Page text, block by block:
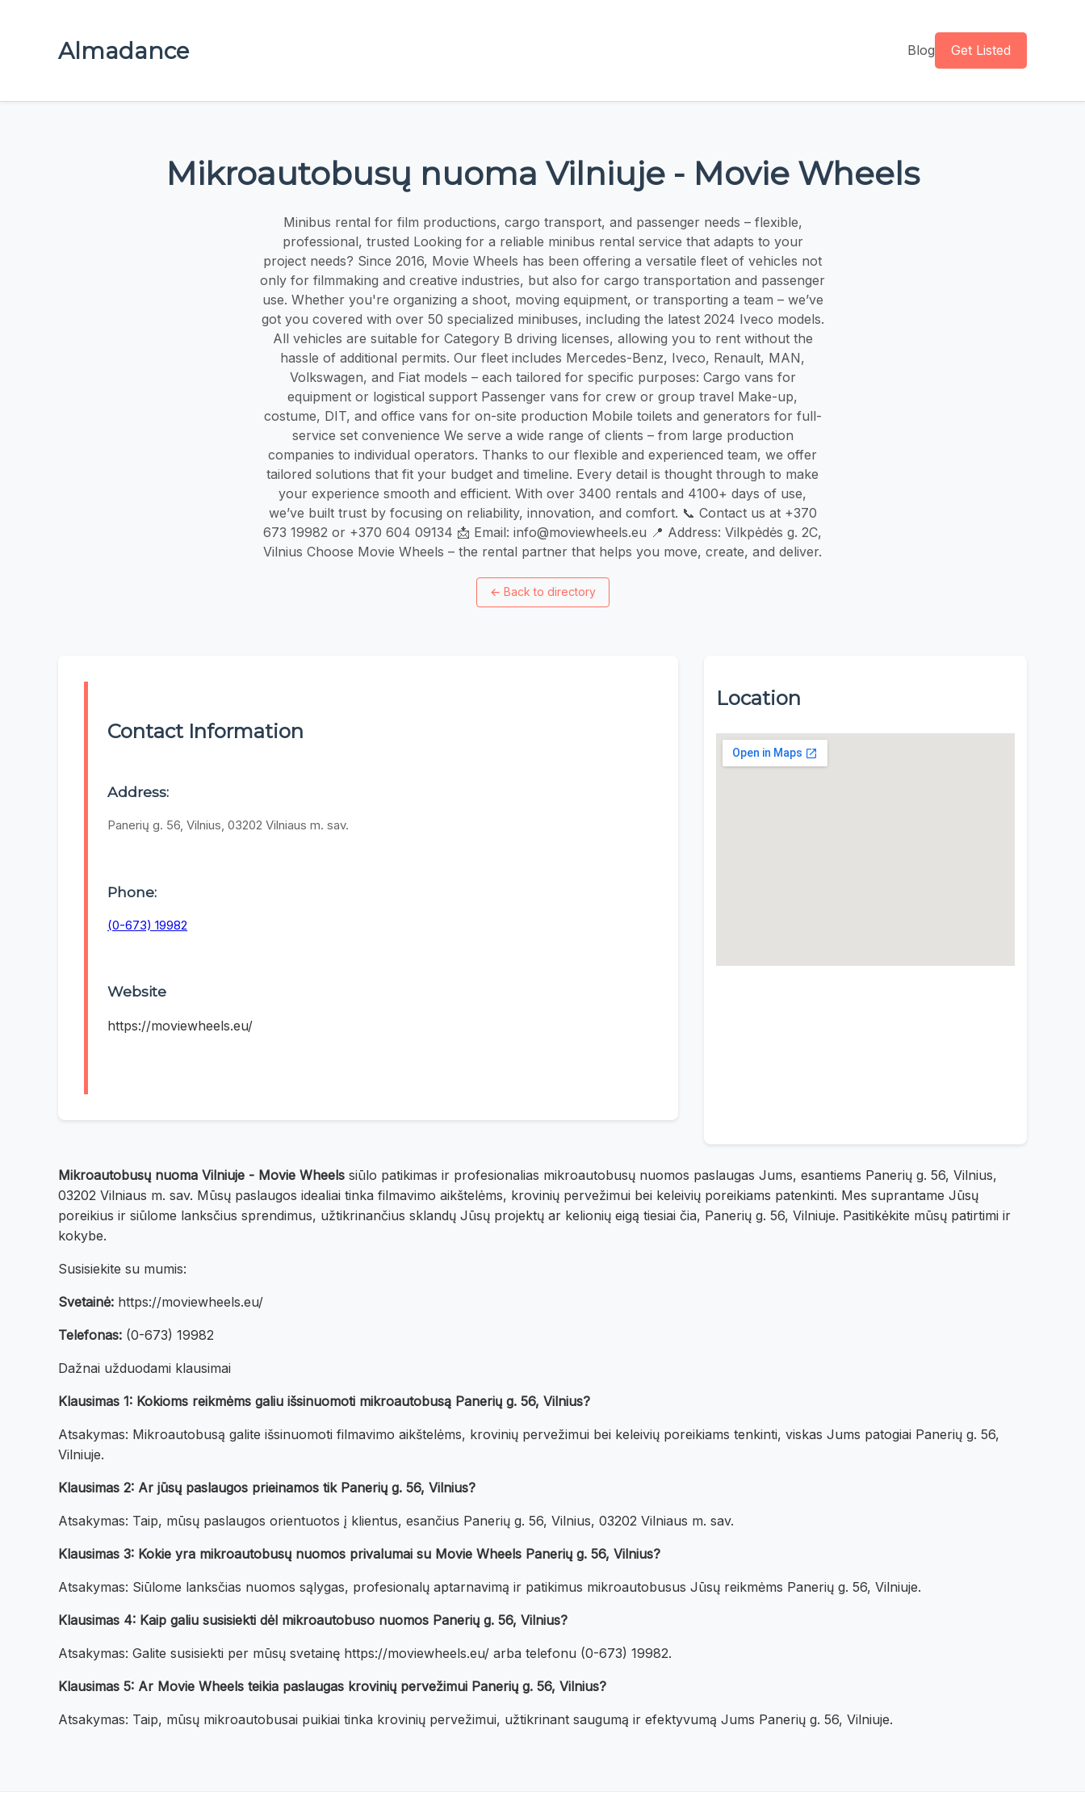
Almadance Blog Get Listed
Mikroautobusų nuoma Vilniuje - Movie Wheels
Minibus rental for film productions, cargo transport, and passenger needs – flexible,
professional, trusted Looking for a reliable minibus rental service that adapts to your
project needs? Since 2016, Movie Wheels has been offering a versatile fleet of vehicles not
only for filmmaking and creative industries, but also for cargo transportation and passenger
use. Whether you're organizing a shoot, moving equipment, or transporting a team – we’ve
got you covered with over 50 specialized minibuses, including the latest 2024 Iveco models.
All vehicles are suitable for Category B driving licenses, allowing you to rent without the
hassle of additional permits. Our fleet includes Mercedes-Benz, Iveco, Renault, MAN,
Volkswagen, and Fiat models – each tailored for specific purposes: Cargo vans for
equipment or logistical support Passenger vans for crew or group travel Make-up,
costume, DIT, and office vans for on-site production Mobile toilets and generators for full-
service set convenience We serve a wide range of clients – from large production
companies to individual operators. Thanks to our flexible and experienced team, we offer
tailored solutions that fit your budget and timeline. Every detail is thought through to make
your experience smooth and efficient. With over 3400 rentals and 4100+ days of use,
we’ve built trust by focusing on reliability, innovation, and comfort. 📞 Contact us at +370
673 19982 or +370 604 09134 📩 Email: info@moviewheels.eu 📍 Address: Vilkpėdės g. 2C,
Vilnius Choose Movie Wheels – the rental partner that helps you move, create, and deliver.
← Back to directory
Contact Information
Address:
Panerių g. 56, Vilnius, 03202 Vilniaus m. sav.
Phone:
(0-673) 19982
Website
https://moviewheels.eu/
Location
Mikroautobusų nuoma Vilniuje - Movie Wheels siūlo patikimas ir profesionalias mikroautobusų nuomos paslaugas Jums, esantiems Panerių g. 56, Vilnius,
03202 Vilniaus m. sav. Mūsų paslaugos idealiai tinka filmavimo aikštelėms, krovinių pervežimui bei keleivių poreikiams patenkinti. Mes suprantame Jūsų
poreikius ir siūlome lanksčius sprendimus, užtikrinančius sklandų Jūsų projektų ar kelionių eigą tiesiai čia, Panerių g. 56, Vilniuje. Pasitikėkite mūsų patirtimi ir
kokybe.
Susisiekite su mumis:
Svetainė: https://moviewheels.eu/
Telefonas: (0-673) 19982
Dažnai užduodami klausimai
Klausimas 1: Kokioms reikmėms galiu išsinuomoti mikroautobusą Panerių g. 56, Vilnius?
Atsakymas: Mikroautobusą galite išsinuomoti filmavimo aikštelėms, krovinių pervežimui bei keleivių poreikiams tenkinti, viskas Jums patogiai Panerių g. 56,
Vilniuje.
Klausimas 2: Ar jūsų paslaugos prieinamos tik Panerių g. 56, Vilnius?
Atsakymas: Taip, mūsų paslaugos orientuotos į klientus, esančius Panerių g. 56, Vilnius, 03202 Vilniaus m. sav.
Klausimas 3: Kokie yra mikroautobusų nuomos privalumai su Movie Wheels Panerių g. 56, Vilnius?
Atsakymas: Siūlome lanksčias nuomos sąlygas, profesionalų aptarnavimą ir patikimus mikroautobusus Jūsų reikmėms Panerių g. 56, Vilniuje.
Klausimas 4: Kaip galiu susisiekti dėl mikroautobuso nuomos Panerių g. 56, Vilnius?
Atsakymas: Galite susisiekti per mūsų svetainę https://moviewheels.eu/ arba telefonu (0-673) 19982.
Klausimas 5: Ar Movie Wheels teikia paslaugas krovinių pervežimui Panerių g. 56, Vilnius?
Atsakymas: Taip, mūsų mikroautobusai puikiai tinka krovinių pervežimui, užtikrinant saugumą ir efektyvumą Jums Panerių g. 56, Vilniuje.